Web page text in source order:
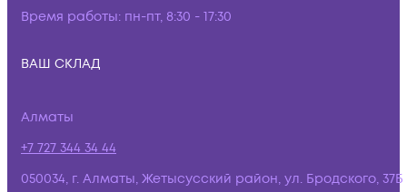
Время работы: пн-пт, 8:30 - 17:30
ВАШ СКЛАД
Алматы
+7 727 344 34 44
050034, г. Алматы, Жетысусский район, ул. Бродского, 37Б